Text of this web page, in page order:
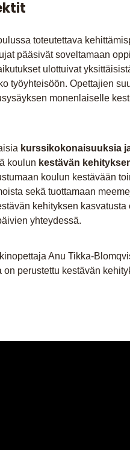
it
toteutettava
pääsivät soveltamaan
ulottuivat
työyhteisöön. Opettajien
monenlaiselle
kurssikokonaisuuksia
koulun kestävän
koulun kestävään
sekä tuottamaan
kehityksen kasvatusta
yhteydessä.
Anu Tikka-
perustettu kestävän